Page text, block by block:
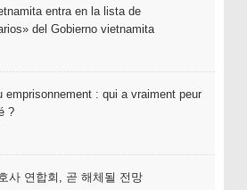
entra en la lista de
del Gobierno vietnamita
emprisonnement : qui a vraiment peur
?
사 연합회, 곧 해체될 전망